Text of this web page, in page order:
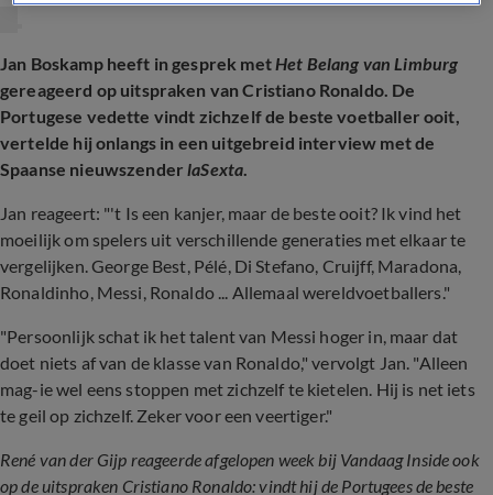
Jan Boskamp heeft in gesprek metHet Belang van Limburg
gereageerd op uitspraken van Cristiano Ronaldo. De
Portugese vedette vindt zichzelf de beste voetballer ooit,
vertelde hij onlangs in een uitgebreid interview met de
Spaanse nieuwszenderlaSexta.
Jan reageert: "'t Is een kanjer, maar de beste ooit? Ik vind het
moeilijk om spelers uit verschillende generaties met elkaar te
vergelijken. George Best, Pélé, Di Stefano, Cruijff, Maradona,
Ronaldinho, Messi, Ronaldo ... Allemaal wereldvoetballers."
"Persoonlijk schat ik het talent van Messi hoger in, maar dat
doet niets af van de klasse van Ronaldo," vervolgt Jan. "Alleen
mag-ie wel eens stoppen met zichzelf te kietelen. Hij is net iets
te geil op zichzelf. Zeker voor een veertiger."
René van der Gijp reageerde afgelopen week bij Vandaag Inside ook
op de uitspraken Cristiano Ronaldo: vindt hij de Portugees de beste